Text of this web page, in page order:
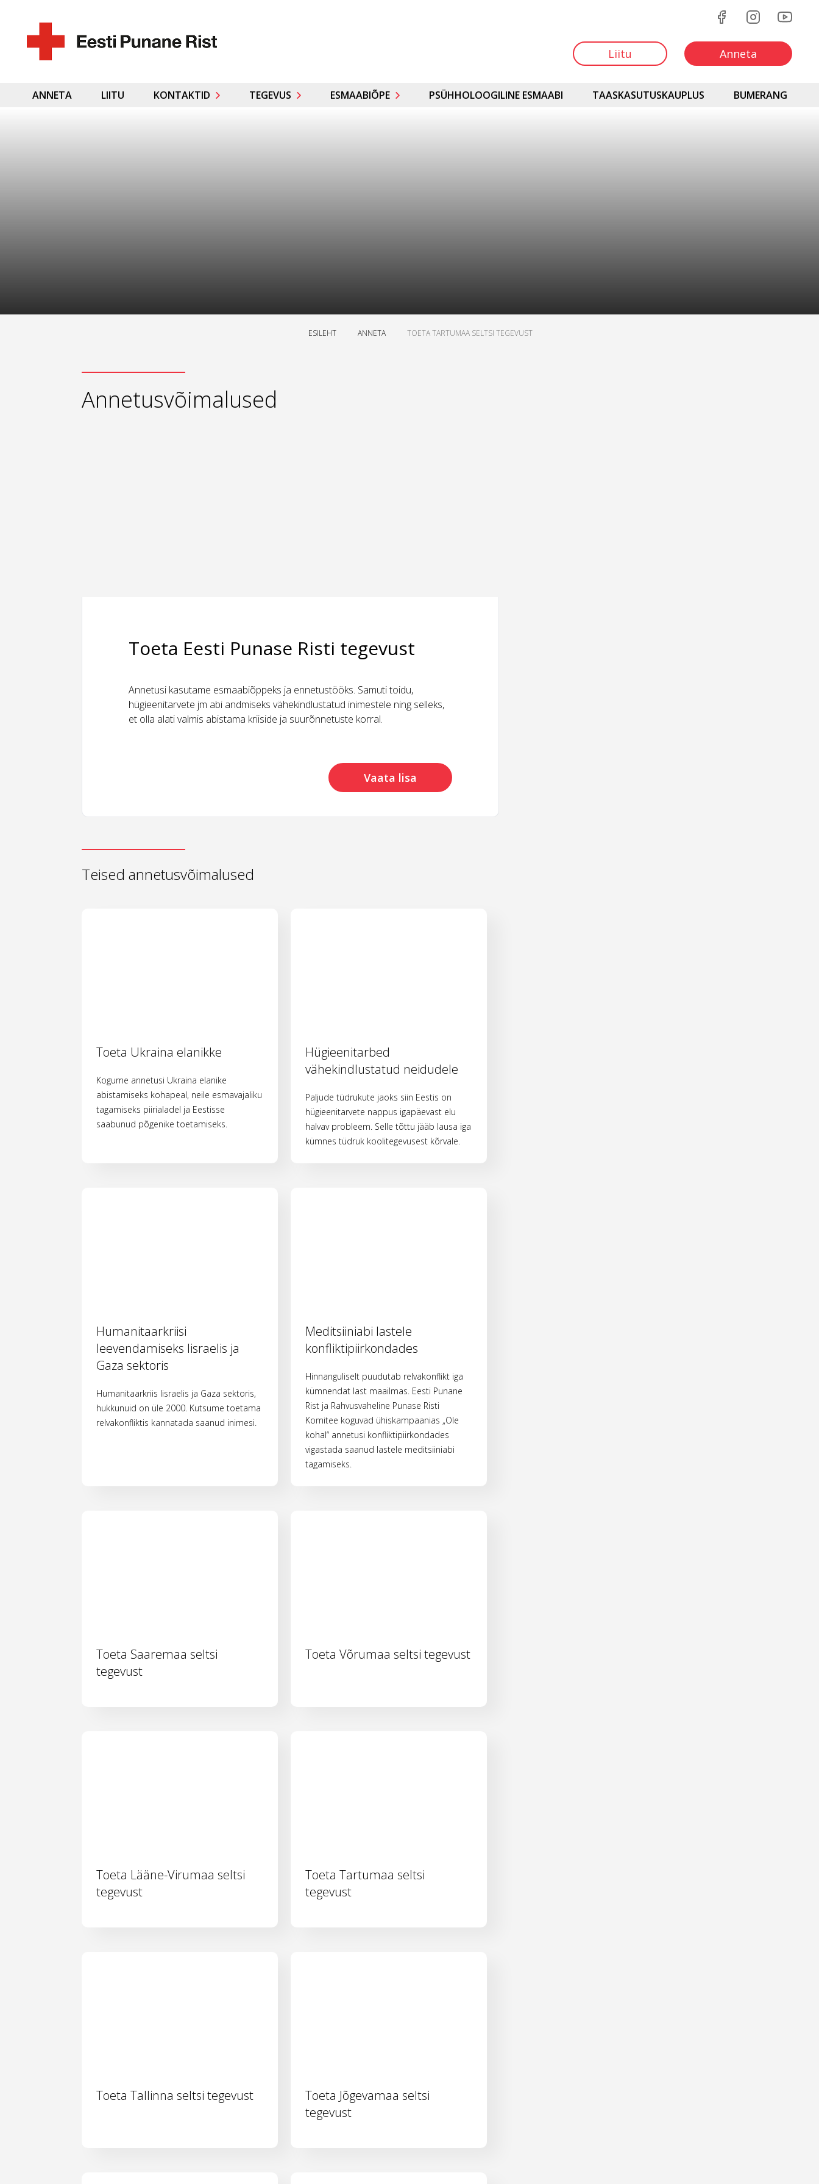
Liitu Anneta
ANNETA LIITU KONTAKTID TEGEVUS ESMAABIÕPE PSÜHHOLOOGILINE ESMAABI TAASKASUTUSKAUPLUS BUMERANG
ESILEHT ANNETA TOETA TARTUMAA SELTSI TEGEVUST
Annetusvõimalused
Toeta Eesti Punase Risti tegevust
Annetusi kasutame esmaabiõppeks ja ennetustööks. Samuti toidu,
hügieenitarvete jm abi andmiseks vähekindlustatud inimestele ning selleks,
et olla alati valmis abistama kriiside ja suurõnnetuste korral.
Vaata lisa
Teised annetusvõimalused
Toeta Ukraina elanikke
Kogume annetusi Ukraina elanike
abistamiseks kohapeal, neile esmavajaliku
tagamiseks piirialadel ja Eestisse
saabunud põgenike toetamiseks.
Hügieenitarbed
vähekindlustatud neidudele
Paljude tüdrukute jaoks siin Eestis on
hügieenitarvete nappus igapäevast elu
halvav probleem. Selle tõttu jääb lausa iga
kümnes tüdruk koolitegevusest kõrvale.
Humanitaarkriisi
leevendamiseks Iisraelis ja
Gaza sektoris
Humanitaarkriis Iisraelis ja Gaza sektoris,
hukkunuid on üle 2000. Kutsume toetama
relvakonfliktis kannatada saanud inimesi.
Meditsiiniabi lastele
konfliktipiirkondades
Hinnanguliselt puudutab relvakonflikt iga
kümnendat last maailmas. Eesti Punane
Rist ja Rahvusvaheline Punase Risti
Komitee koguvad ühiskampaanias „Ole
kohal“ annetusi konfliktipiirkondades
vigastada saanud lastele meditsiiniabi
tagamiseks.
Toeta Saaremaa seltsi
tegevust
Toeta Võrumaa seltsi tegevust
Toeta Lääne-Virumaa seltsi
tegevust
Toeta Tartumaa seltsi
tegevust
Toeta Tallinna seltsi tegevust
Toeta Jõgevamaa seltsi
tegevust